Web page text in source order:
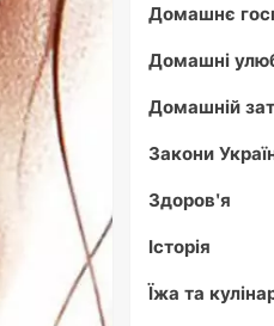
Домашнє
Домашні
Домашній
Закони
Здоров'я
Історія
Їжа та